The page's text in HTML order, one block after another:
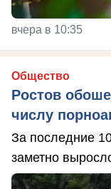
вчера в 10:35
Общество
Ростов
числу
За последние
заметно